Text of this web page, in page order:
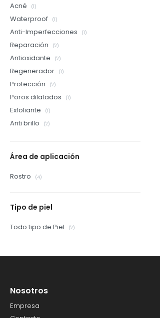
Acné (1)
Waterproof (1)
Anti-Imperfecciones (1)
Reparación (2)
Antioxidante (2)
Regenerador (1)
Protección (2)
Poros dilatados (1)
Exfoliante (1)
Anti brillo (2)
Área de aplicación
Rostro (4)
Tipo de piel
Todo tipo de Piel (2)
Nosotros
Empresa